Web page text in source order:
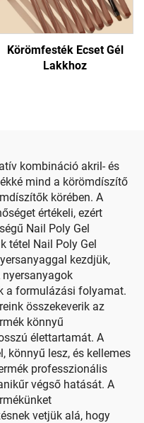
Körömfesték Ecset Gél
Lakkhoz
kombináció akril- és
mind a körömdíszítő
körében. A
értékeli, ezért
Nail Poly Gel
tétel Nail Poly Gel
kezdjük,
a formulázási folyamat.
összekeverik az
könnyű
élettartamát. A
könnyű lesz, és kellemes
professzionális
végső hatását. A
vetjük alá, hogy